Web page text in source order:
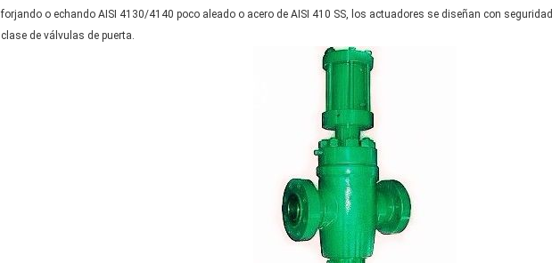
forjando o echando AISI 4130/4140 poco aleado o acero de AISI 410 SS, los actuadores se diseñan con
clase de válvulas de puerta.